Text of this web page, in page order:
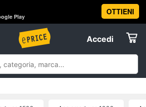
Play
OTTIENI
Accedi